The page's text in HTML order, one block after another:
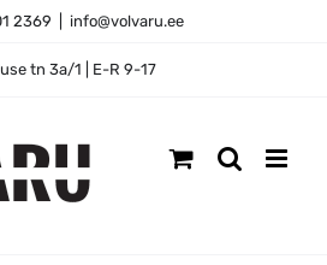
2369 info@volvaru.ee
tn 3a/1 | E-R 9-17